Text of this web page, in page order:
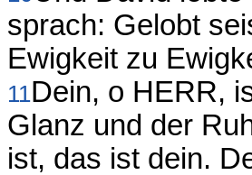
sprach: Gelobt
Ewigkeit zu
11Dein, o HERR,
Glanz und der
ist, das ist dein.